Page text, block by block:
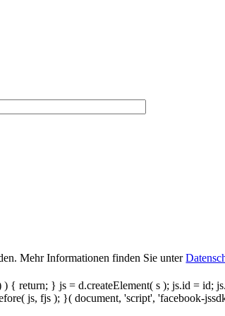
Mehr Informationen finden Sie unter
{ return; } js = d.createElement( s ); js.id = id;
js, fjs ); }( document, 'script', 'facebook-